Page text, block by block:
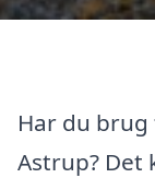
Har du
Astrup?